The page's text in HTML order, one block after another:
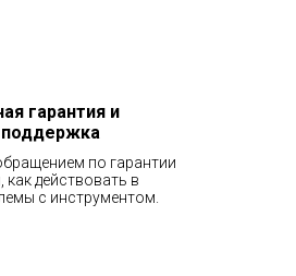
гарантия и
поддержка
по гарантии
действовать в
с инструментом.